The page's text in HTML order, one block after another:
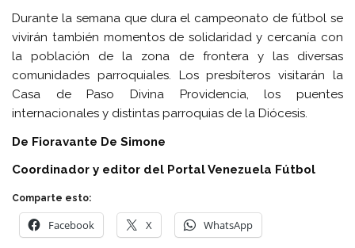
Durante la semana que dura el campeonato de fútbol se
vivirán también momentos de solidaridad y cercanía con
la población de la zona de frontera y las diversas
comunidades parroquiales. Los presbíteros visitarán la
Casa de Paso Divina Providencia, los puentes
internacionales y distintas parroquias de la Diócesis.
De Fioravante De Simone
Coordinador y editor del Portal Venezuela Fútbol
Comparte esto:
Facebook X WhatsApp